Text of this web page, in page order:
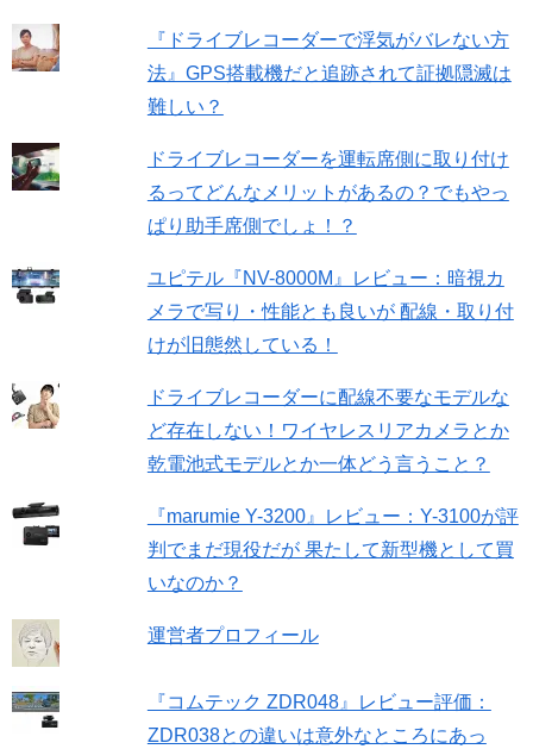
『ドライブレコーダーで浮気がバレない方
法』GPS搭載機だと追跡されて証拠隠滅は
難しい？
ドライブレコーダーを運転席側に取り付け
るってどんなメリットがあるの？でもやっ
ぱり助手席側でしょ！？
ユピテル『NV-8000M』レビュー：暗視カ
メラで写り・性能とも良いが 配線・取り付
けが旧態然している！
ドライブレコーダーに配線不要なモデルな
ど存在しない！ワイヤレスリアカメラとか
乾電池式モデルとか一体どう言うこと？
『marumie Y-3200』レビュー：Y-3100が評
判でまだ現役だが 果たして新型機として買
いなのか？
運営者プロフィール
『コムテック ZDR048』レビュー評価：
ZDR038との違いは意外なところにあっ